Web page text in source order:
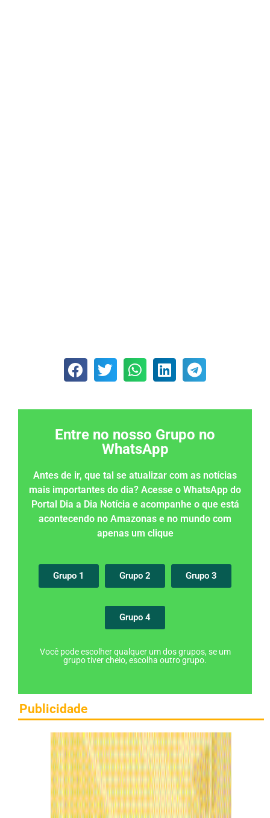
Entre no nosso Grupo no
WhatsApp
Antes de ir, que tal se atualizar com as notícias
mais importantes do dia? Acesse o WhatsApp do
Portal Dia a Dia Notícia e acompanhe o que está
acontecendo no Amazonas e no mundo com
apenas um clique
Grupo 1 Grupo 2 Grupo 3
Grupo 4
Você pode escolher qualquer um dos grupos, se um
grupo tiver cheio, escolha outro grupo.
Publicidade